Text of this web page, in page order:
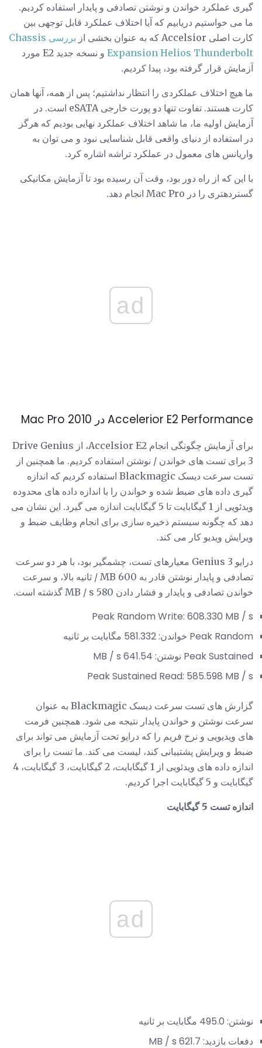
گیری عملکرد خواندن و نوشتن تصادفی و پایدار استفاده کردیم.
ما می خواستیم دریابیم که آیا اختلاف عملکرد قابل توجهی بین
کارت اصلی Accelsior که به عنوان بخشی از
بررسی Chassis
Expansion Helios Thunderbolt
و نسخه جدید E2 مورد
آزمایش قرار گرفته بود، پیدا کردیم.
ما هیچ اختلاف عملکردی را انتظار نداشتیم؛ پس از همه، آنها همان
کارت هستند. تفاوت تنها دو پورت خارجی eSATA است. در
آزمایش اولیه ما، ما شاهد اختلاف عملکرد نهایی بودیم که هرگز
در استفاده از دنیای واقعی قابل شناسایی نبود و می توان به
واریانس های معمول در عملکرد تراشه اشاره کرد.
با این که از راه دور بود، وقت آن رسیده بود تا آزمایش مکانیکی
گستردهتری را در Mac Pro انجام دهد.
ad
Accelerior E2 Performance در 2010 Mac Pro
برای آزمایش چگونگی انجام Accelsior E2، از Drive Genius
3 برای تست های خواندن / نوشتن استفاده کردیم. ما همچنین از
تست سرعت دیسک Blackmagic استفاده کردیم که اندازه
گیری داده های ضبط شده و خواندن را با اندازه داده های محدوده
ویدئویی از 1 گیگابایت تا 5 گیگابایت اندازه می گیرد. این نشان می
دهد که چگونه سیستم ذخیره سازی برای انجام وظایف ضبط و
ویرایش ویدیو کار می کند.
درایو Genius 3 معیارهای تست، چشمگیر بود، با هر دو سرعت
تصادفی و پایدار نوشتن قادر به 600 MB / ثانیه بالا، و سرعت
خواندن تصادفی و پایدار و فشار دادن 580 MB / s گذشته است.
Peak Random Write: 608.330 MB / s
Peak Random خواندن: 581.332 مگابایت بر ثانیه
Peak Sustained نوشتن: 641.54 MB / s
Peak Sustained Read: 585.598 MB / s
گزارش های تست سرعت دیسک Blackmagic به عنوان
سرعت نوشتن و خواندن پایدار نتیجه می شود. همچنین فرمت
های ویدیویی و نرخ فریم را که درایو تحت آزمایش می تواند برای
ضبط و ویرایش پشتیبانی کند، لیست می کند. ما تست را برای
اندازه داده های ویدئویی از 1 گیگابایت، 2 گیگابایت، 3 گیگابایت، 4
گیگابایت و 5 گیگابایت اجرا کردیم.
اندازه تست 5 گیگابایت
ad
نوشتن: 495.0 مگابایت بر ثانیه
دفعات بازدید: 621.7 MB / s